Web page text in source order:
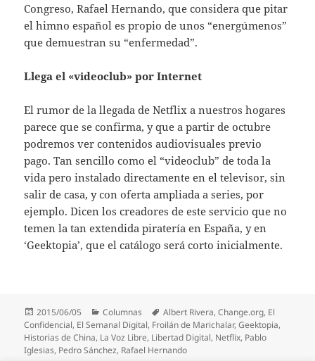
Congreso, Rafael Hernando, que considera que pitar
el himno español es propio de unos “energúmenos”
que demuestran su “enfermedad”.
Llega el «videoclub» por Internet
El rumor de la llegada de Netflix a nuestros hogares
parece que se confirma, y que a partir de octubre
podremos ver contenidos audiovisuales previo
pago. Tan sencillo como el “videoclub” de toda la
vida pero instalado directamente en el televisor, sin
salir de casa, y con oferta ampliada a series, por
ejemplo. Dicen los creadores de este servicio que no
temen la tan extendida piratería en España, y en
‘Geektopia’, que el catálogo será corto inicialmente.
Publicado
el
2015/06/05 Categorías
Columnas Etiquetas
Albert Rivera,Change.org, El
Confidencial, El Semanal Digital, Froilán de Marichalar,Geektopia,
Historias de China, La Voz Libre, Libertad Digital, Netflix, Pablo
Iglesias, Pedro Sánchez, Rafael Hernando